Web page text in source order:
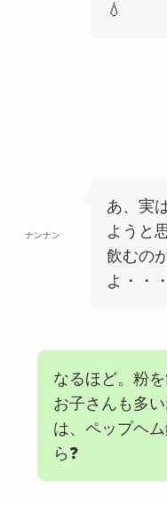
💧
ナンナン
あ、実
ようと
飲むの
よ・・
なるほど。粉
お子さんも多
は、ペップヘ
ら❓